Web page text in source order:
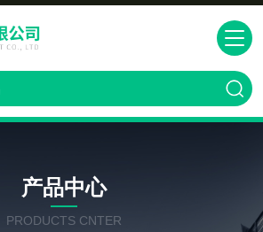
产品中心
PRODUCTS CNTER